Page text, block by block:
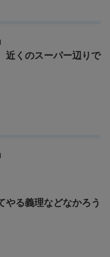
近くのスーパー辺りで
やる義理などなかろう